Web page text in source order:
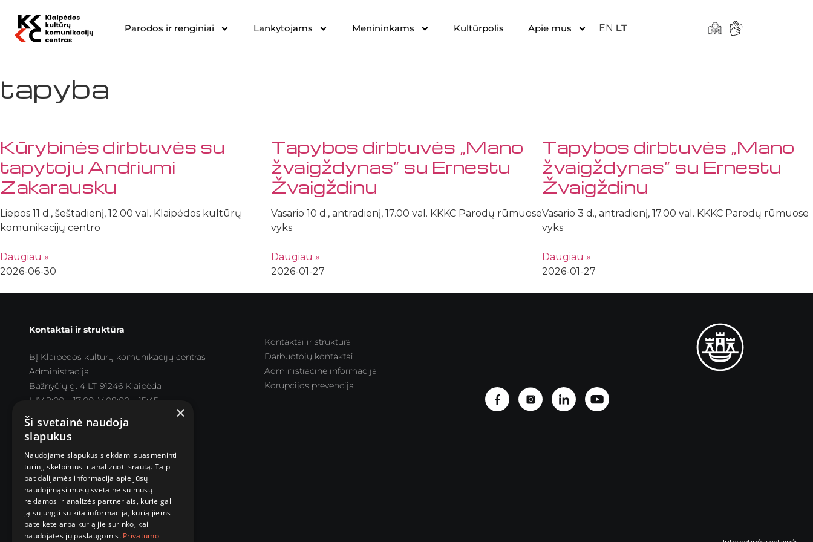
Parodos ir renginiai Lankytojams Menininkams Kultūrpolis Apie mus EN LT
tapyba
Kūrybinės dirbtuvės su
tapytoju Andriumi
Zakarausku
Liepos 11 d., šeštadienį, 12.00 val. Klaipėdos kultūrų
komunikacijų centro
Daugiau »
2026-06-30
Tapybos dirbtuvės „Mano
žvaigždynas” su Ernestu
Žvaigždinu
Vasario 10 d., antradienį, 17.00 val. KKKC Parodų rūmuose
vyks
Daugiau »
2026-01-27
Tapybos dirbtuvės „Mano
žvaigždynas” su Ernestu
Žvaigždinu
Vasario 3 d., antradienį, 17.00 val. KKKC Parodų rūmuose
vyks
Daugiau »
2026-01-27
Kontaktai ir struktūra
BĮ Klaipėdos kultūrų komunikacijų centras
Administracija
Bažnyčių g. 4 LT-91246 Klaipėda
I–IV 8:00 – 17:00, V 08:00 – 15:45
Pietų pertrauka 12:00 – 12:45
Parodų rūmai
Didžioji Vandens g. 2, LT-91246 Klaipėda
III-VII 11:00-19:00
Kontaktai ir struktūra
Darbuotojų kontaktai
Administracinė informacija
Korupcijos prevencija
×
Ši svetainė naudoja
slapukus
Naudojame slapukus siekdami suasmeninti
turinį, skelbimus ir analizuoti srautą. Taip
pat dalijamės informacija apie jūsų
naudojimąsi mūsų svetaine su mūsų
reklamos ir analizės partneriais, kurie gali
ją sujungti su kita informacija, kurią jiems
pateikėte arba kurią jie surinko, kai
naudojatės jų paslaugomis. Privatumo